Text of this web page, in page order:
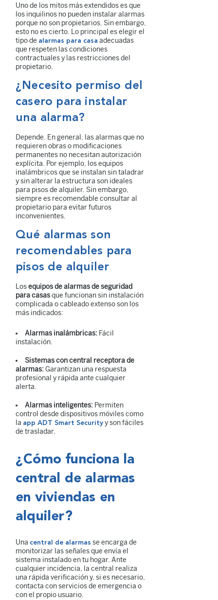
Uno de los mitos más extendidos es que
los inquilinos no pueden instalar alarmas
porque no son propietarios. Sin embargo,
esto no es cierto. Lo principal es elegir el
tipo de alarmas para casa adecuadas
que respeten las condiciones
contractuales y las restricciones del
propietario.
¿Necesito permiso del
casero para instalar
una alarma?
Depende. En general, las alarmas que no
requieren obras o modificaciones
permanentes no necesitan autorización
explícita. Por ejemplo, los equipos
inalámbricos que se instalan sin taladrar
y sin alterar la estructura son ideales
para pisos de alquiler. Sin embargo,
siempre es recomendable consultar al
propietario para evitar futuros
inconvenientes.
Qué alarmas son
recomendables para
pisos de alquiler
Losequipos de alarmas de seguridad
para casasque funcionan sin instalación
complicada o cableado extenso son los
más indicados:
Alarmas inalámbricas: Fácil
instalación.
Sistemas con central receptora de
alarmas:Garantizan una respuesta
profesional y rápida ante cualquier
alerta.
Alarmas inteligentes: Permiten
control desde dispositivos móviles como
la app ADT Smart Security y son fáciles
de trasladar.
¿Cómo funciona la
central de alarmas
en viviendas en
alquiler?
Una central de alarmas se encarga de
monitorizar las señales que envía el
sistema instalado en tu hogar. Ante
cualquier incidencia, la central realiza
una rápida verificación y, si es necesario,
contacta con servicios de emergencia o
con el propio usuario.